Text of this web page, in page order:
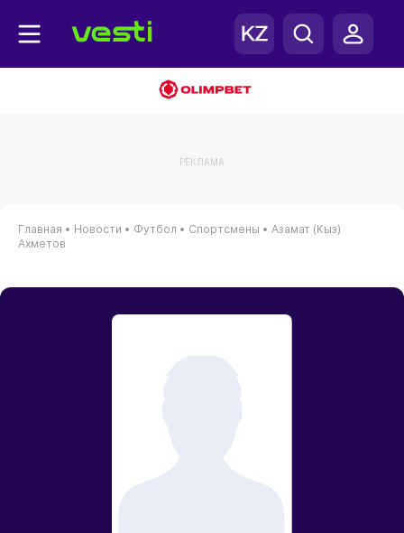
РЕКЛАМА
Главная • Новости • Футбол • Спортсмены • Азамат (Кыз)
Ахметов